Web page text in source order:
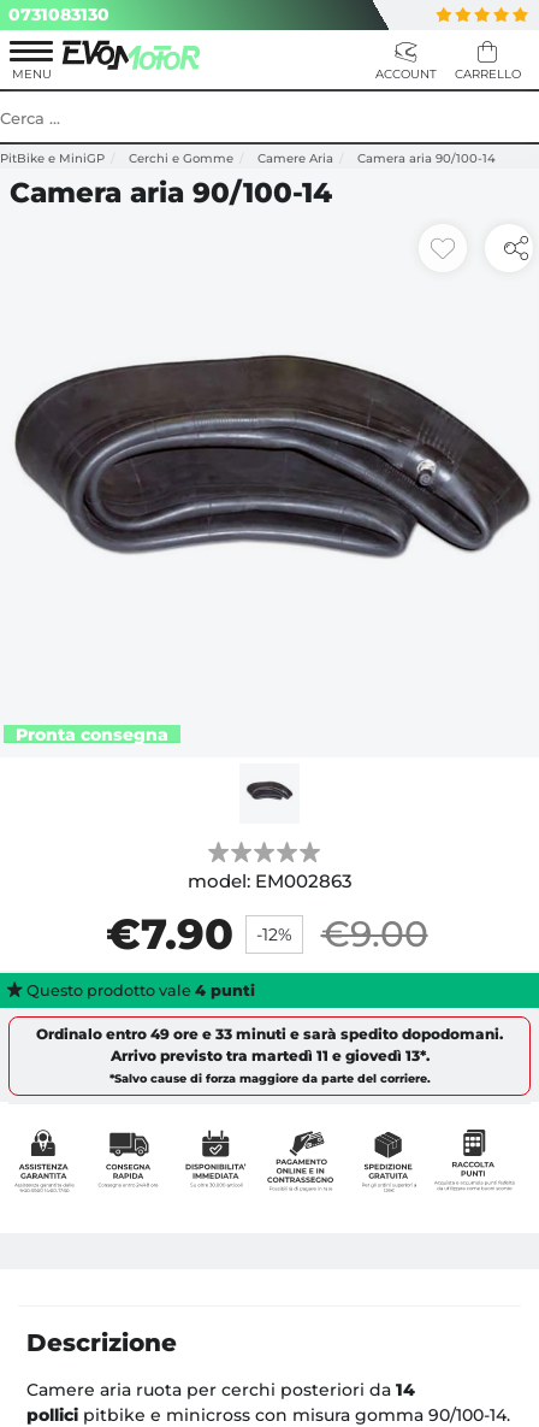
0731083130
PitBike e MiniGP Cerchi e Gomme Camere Aria Camera aria 90/100-14
Camera aria 90/100-14
model: EM002863
€9.00
-12%
€7.90
Questo prodotto vale 4 punti
Ordinalo entro 49 ore e 33 minuti e sarà spedito dopodomani.
Arrivo previsto tra martedì 11 e giovedì 13*.
*Salvo cause di forza maggiore da parte del corriere.
Descrizione
Camere aria ruota per cerchi posteriori da 14
pollici pitbike e minicross con misura gomma 90/100-14.